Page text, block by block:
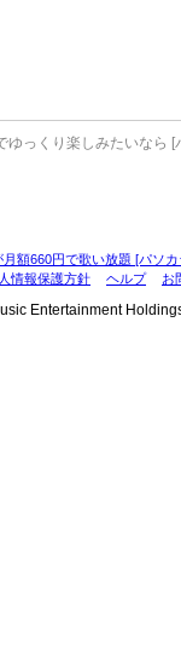
ゆっくり楽しみたいなら [
月額660円で歌い放題 [パソ
情報保護方針 ヘルプ お
Entertainment